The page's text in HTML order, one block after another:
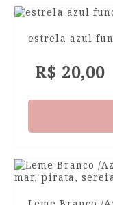
estrela azul
R$ 20,00